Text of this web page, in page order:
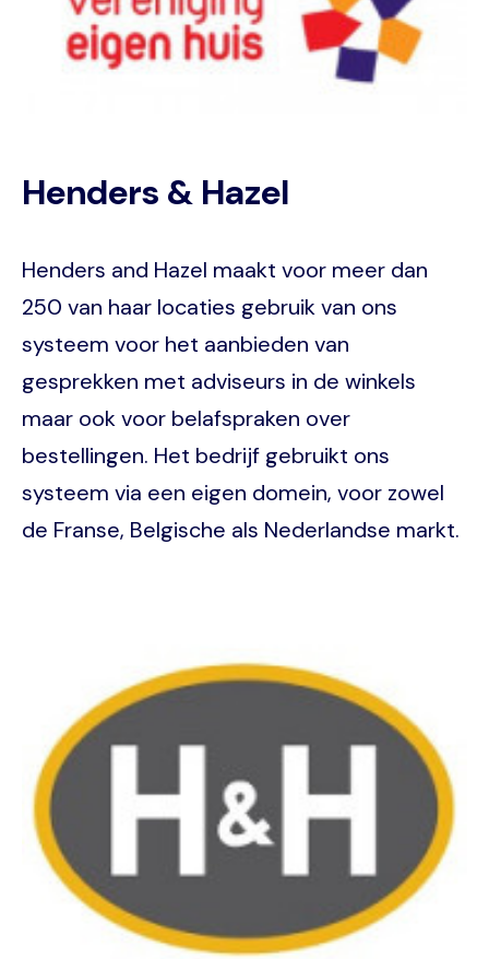
Henders & Hazel
Henders and Hazel maakt voor meer dan
250 van haar locaties gebruik van ons
systeem voor het aanbieden van
gesprekken met adviseurs in de winkels
maar ook voor belafspraken over
bestellingen. Het bedrijf gebruikt ons
systeem via een eigen domein, voor zowel
de Franse, Belgische als Nederlandse markt.